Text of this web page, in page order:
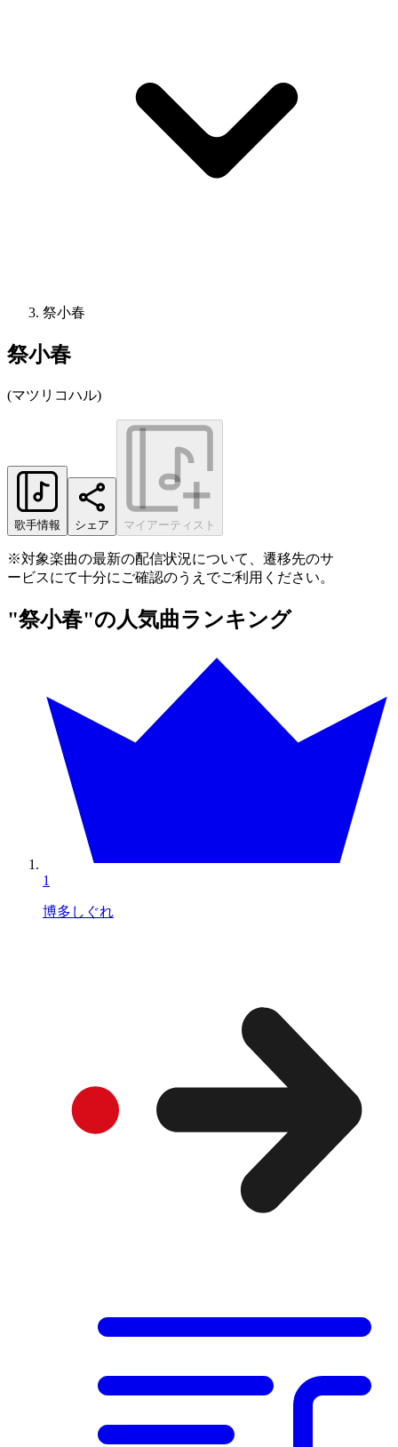
祭小春
祭小春
(マツリコハル)
歌手情報 シェア マイアーティスト
※対象楽曲の最新の配信状況について、遷移先のサ
ービスにて十分にご確認のうえでご利用ください。
"祭小春"の人気曲ランキング
1
博多しぐれ